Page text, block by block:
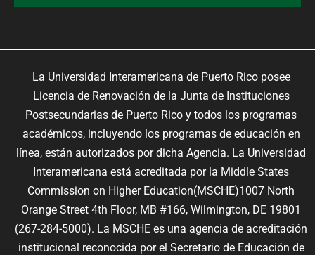
La Universidad Interamericana de Puerto Rico posee
Licencia de Renovación de la Junta de Instituciones
Postsecundarias de Puerto Rico y todos los programas
académicos, incluyendo los programas de educación en
línea, están autorizados por dicha Agencia. La Universidad
Interamericana está acreditada por la Middle States
Commission on Higher Education(MSCHE)1007 North
Orange Street 4th Floor, MB #166, Wilmington, DE 19801
(267-284-5000). La MSCHE es una agencia de acreditación
institucional reconocida por el Secretario de Educación de